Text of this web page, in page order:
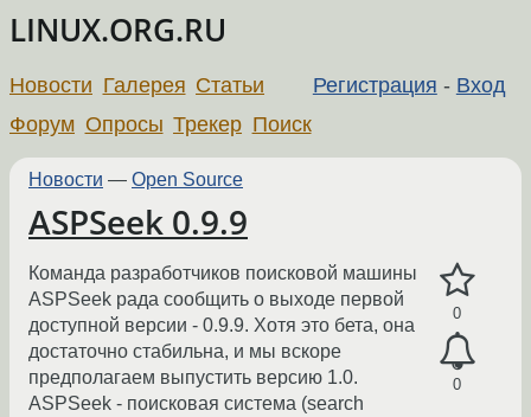
LINUX.ORG.RU
Регистрация - Вход
Новости Галерея Статьи
Форум Опросы Трекер Поиск
Новости — Open Source
ASPSeek 0.9.9
0
0
Команда разработчиков поисковой машины
ASPSeek рада сообщить о выходе первой
доступной версии - 0.9.9. Хотя это бета, она
достаточно стабильна, и мы вскоре
предполагаем выпустить версию 1.0.
ASPSeek - поисковая система (search